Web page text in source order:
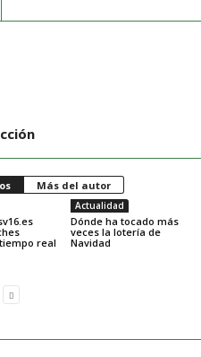
Más del autor
real
Actualidad
Dónde ha tocado más
veces la lotería de
Navidad